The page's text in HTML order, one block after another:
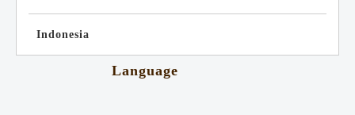
Indonesia
Language